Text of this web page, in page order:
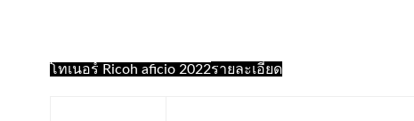
โทเนอร์ Ricoh aficio 2022รายละเอียด